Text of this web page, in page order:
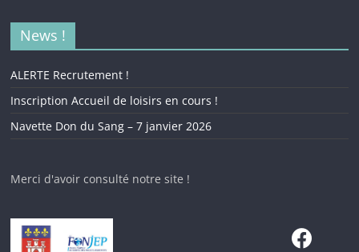
News !
ALERTE Recrutement !
Inscription Accueil de loisirs en cours !
Navette Don du Sang – 7 janvier 2026
Merci d'avoir consulté notre site !